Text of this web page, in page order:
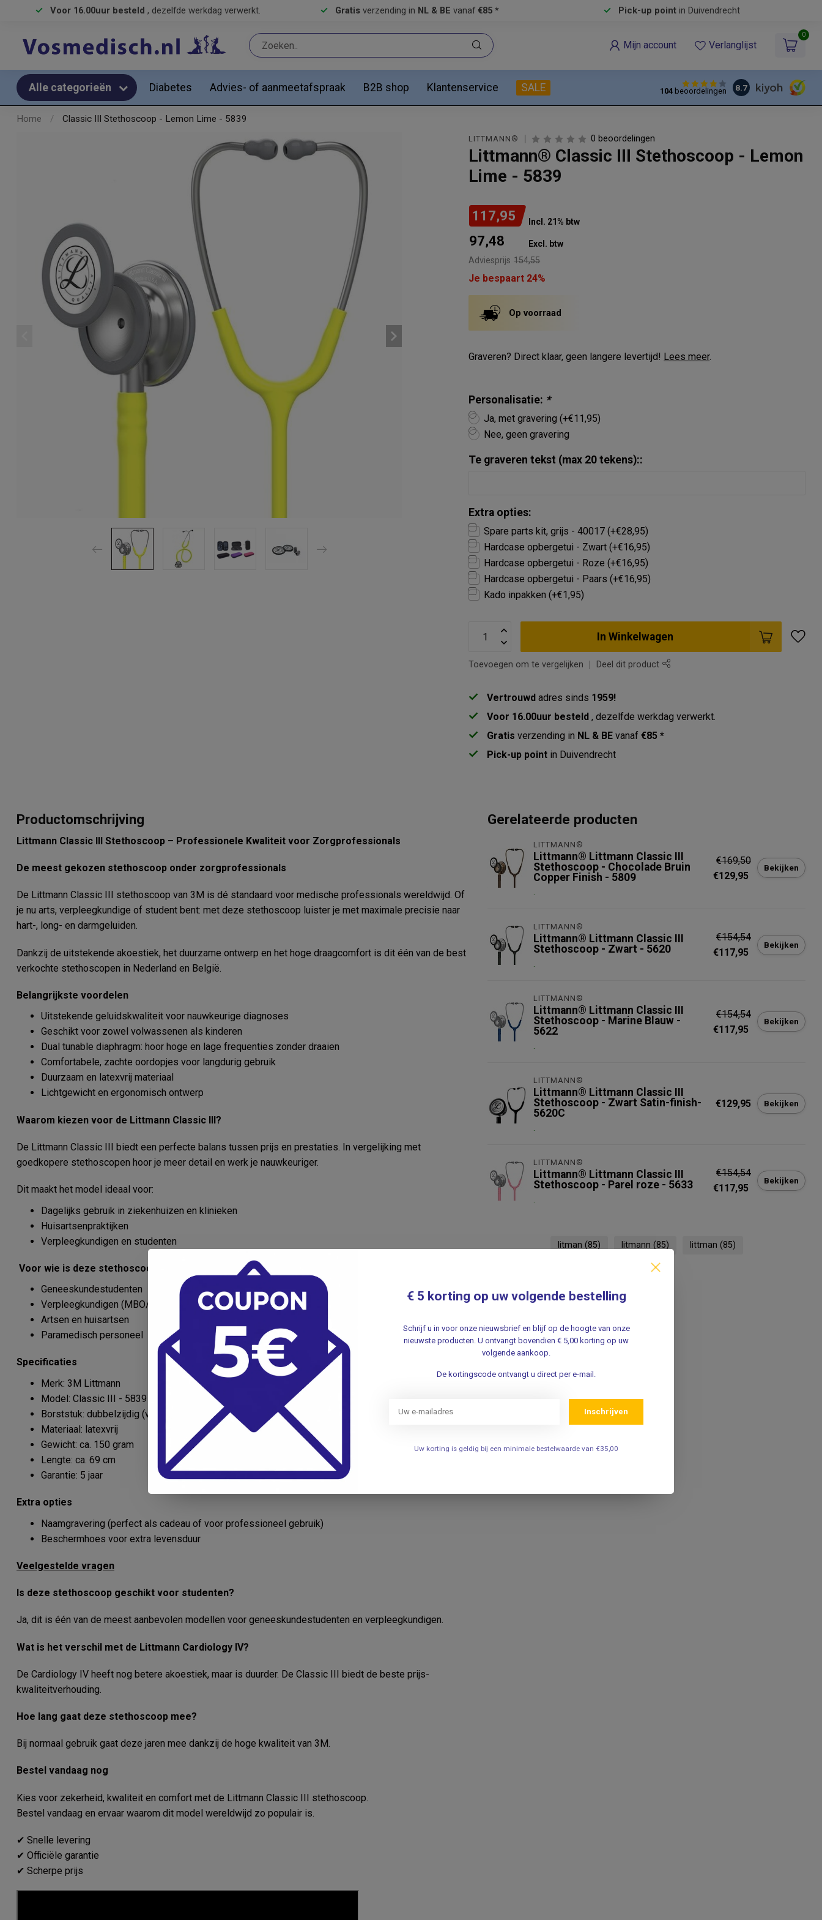
Voor 16.00uur besteld , dezelfde werkdag verwerkt. Gratis verzending in NL & BE vanaf €85 * Pick-up pointin Duivendrecht
Mijn account Verlanglijst
0
Alle categorieën Diabetes Advies- of aanmeetafspraak B2B shop Klantenservice SALE 104beoordelingen 8.7
Home / Classic III Stethoscoop - Lemon Lime - 5839
LITTMANN® 0 beoordelingen
Littmann® Classic III Stethoscoop - Lemon
Lime - 5839
117,95 Incl. 21% btw
97,48 Excl. btw
Adviesprijs 154,55
Je bespaart 24%
Op voorraad
Graveren? Direct klaar, geen langere levertijd! Lees meer.
Personalisatie: *
Ja, met gravering (+€11,95)
Nee, geen gravering
Te graveren tekst (max 20 tekens)::
Extra opties:
Spare parts kit, grijs - 40017 (+€28,95)
Hardcase opbergetui - Zwart (+€16,95)
Hardcase opbergetui - Roze (+€16,95)
Hardcase opbergetui - Paars (+€16,95)
Kado inpakken (+€1,95)
In Winkelwagen
Toevoegen om te vergelijken Deel dit product
Vertrouwd adres sinds 1959!
Voor 16.00uur besteld, dezelfde werkdag verwerkt.
Gratis verzending in NL & BE vanaf€85 *
Pick-up point in Duivendrecht
Productomschrijving
Littmann Classic III Stethoscoop – Professionele Kwaliteit voor Zorgprofessionals
De meest gekozen stethoscoop onder zorgprofessionals
De Littmann Classic III stethoscoop van 3M is dé standaard voor medische professionals wereldwijd. Of
je nu arts, verpleegkundige of student bent: met deze stethoscoop luister je met maximale precisie naar
hart-, long- en darmgeluiden.
Dankzij de uitstekende akoestiek, het duurzame ontwerp en het hoge draagcomfort is dit één van de best
verkochte stethoscopen in Nederland en België.
Belangrijkste voordelen
Uitstekende geluidskwaliteit voor nauwkeurige diagnoses
Geschikt voor zowel volwassenen als kinderen
Dual tunable diaphragm: hoor hoge en lage frequenties zonder draaien
Comfortabele, zachte oordopjes voor langdurig gebruik
Duurzaam en latexvrij materiaal
Lichtgewicht en ergonomisch ontwerp
Waarom kiezen voor de Littmann Classic III?
De Littmann Classic III biedt een perfecte balans tussen prijs en prestaties. In vergelijking met
goedkopere stethoscopen hoor je meer detail en werk je nauwkeuriger.
Dit maakt het model ideaal voor:
Dagelijks gebruik in ziekenhuizen en klinieken
Huisartsenpraktijken
Verpleegkundigen en studenten
Voor wie is deze stethoscoop geschikt?
Geneeskundestudenten
Verpleegkundigen (MBO/HBO)
Artsen en huisartsen
Paramedisch personeel
Specificaties
Merk: 3M Littmann
Model: Classic III - 5839
Borststuk: dubbelzijdig (volwassenen & pediatrisch)
Materiaal: latexvrij
Gewicht: ca. 150 gram
Lengte: ca. 69 cm
Garantie: 5 jaar
Extra opties
Naamgravering (perfect als cadeau of voor professioneel gebruik)
Beschermhoes voor extra levensduur
Veelgestelde vragen
Is deze stethoscoop geschikt voor studenten?
Ja, dit is één van de meest aanbevolen modellen voor geneeskundestudenten en verpleegkundigen.
Wat is het verschil met de Littmann Cardiology IV?
De Cardiology IV heeft nog betere akoestiek, maar is duurder. De Classic III biedt de beste prijs-
kwaliteitverhouding.
Hoe lang gaat deze stethoscoop mee?
Bij normaal gebruik gaat deze jaren mee dankzij de hoge kwaliteit van 3M.
Bestel vandaag nog
Kies voor zekerheid, kwaliteit en comfort met de Littmann Classic III stethoscoop.
Bestel vandaag en ervaar waarom dit model wereldwijd zo populair is.
✔ Snelle levering
✔ Officiële garantie
✔ Scherpe prijs
Gerelateerde producten
LITTMANN®
Littmann® Littmann Classic III
Stethoscoop - Chocolade Bruin
Copper Finish - 5809
.
€169,50
€129,95
Bekijken
LITTMANN®
Littmann® Littmann Classic III
Stethoscoop - Zwart - 5620
.
€154,54
€117,95
Bekijken
LITTMANN®
Littmann® Littmann Classic III
Stethoscoop - Marine Blauw -
5622
.
€154,54
€117,95
Bekijken
LITTMANN®
Littmann® Littmann Classic III
Stethoscoop - Zwart Satin-finish-
5620C
.
€129,95 Bekijken
LITTMANN®
Littmann® Littmann Classic III
Stethoscoop - Parel roze - 5633
.
€154,54
€117,95
Bekijken
litman (85) litmann (85) littman (85)
€ 5 korting op uw volgende bestelling
Schrijf u in voor onze nieuwsbrief en blijf op de hoogte van onze
nieuwste producten. U ontvangt bovendien € 5,00 korting op uw
volgende aankoop.
De kortingscode ontvangt u direct per e-mail.
Inschrijven
Uw korting is geldig bij een minimale bestelwaarde van €35,00